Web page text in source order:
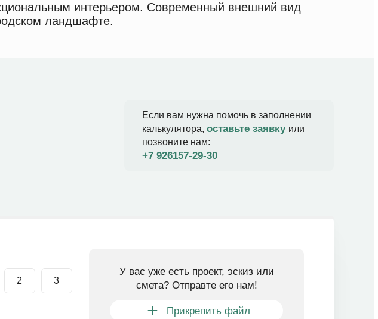
интерьером. Современный внешний вид
ландшафте.
Если вам нужна помочь в заполнении
калькулятора,оставьте заявку или
позвоните нам:
+7 926157-29-30​
2 3
У вас уже есть проект, эскиз или
смета? Отправте его нам!
Прикрепить файл